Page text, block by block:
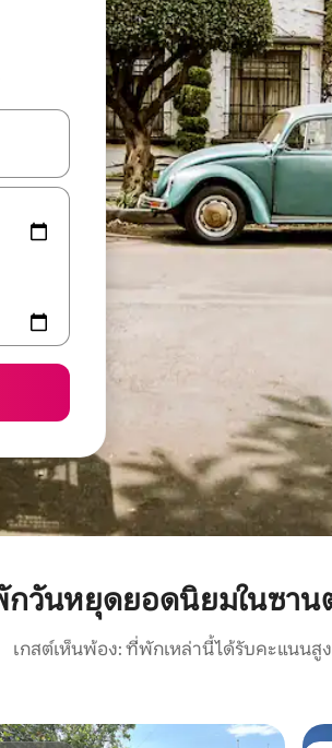
วจผลการค้นหา
วันหยุดยอดนิยมในซานต
เกสต์เห็นพ้อง: ที่พักเหล่านี้ได้รับคะแนนสู